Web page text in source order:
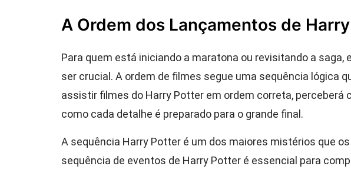
A Ordem dos Lançamentos de
Para quem está iniciando a maratona ou revisitando a saga,
ser crucial. A ordem de filmes segue uma sequência lógica
assistir filmes do Harry Potter em ordem correta, perceberá
como cada detalhe é preparado para o grande final.
A sequência Harry Potter é um dos maiores mistérios que
sequência de eventos de Harry Potter é essencial para